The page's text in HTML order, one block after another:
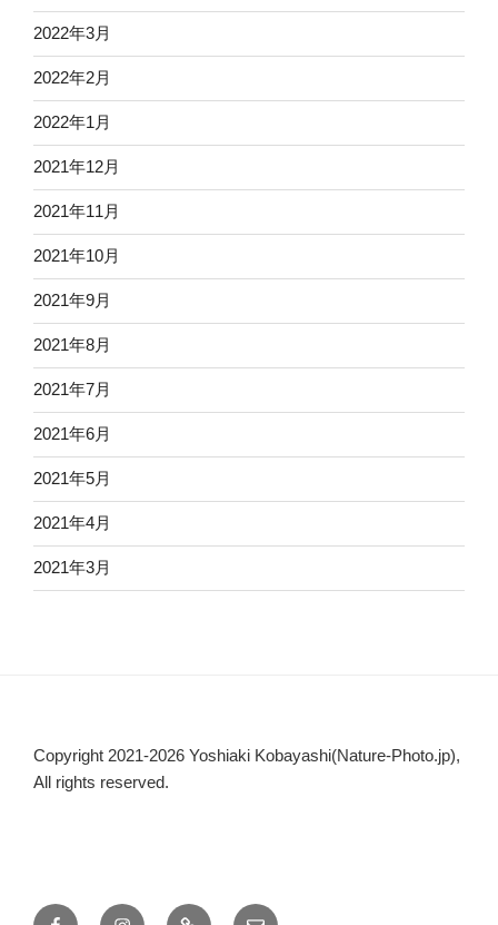
2022年3月
2022年2月
2022年1月
2021年12月
2021年11月
2021年10月
2021年9月
2021年8月
2021年7月
2021年6月
2021年5月
2021年4月
2021年3月
Copyright 2021-2026 Yoshiaki Kobayashi(Nature-Photo.jp),
All rights reserved.
FacebookInstagramWEB メ